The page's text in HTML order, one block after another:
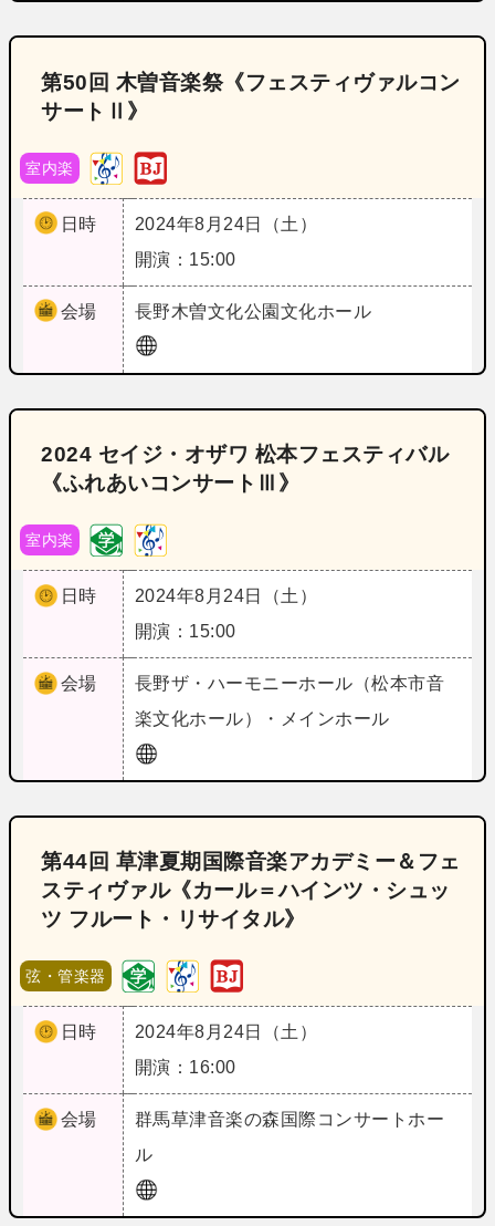
第50回 木曽音楽祭《フェスティヴァルコン
サートⅡ》
室内楽
日時
2024年8月24日（土）
開演：15:00
会場 長野木曽文化公園文化ホール
2024 セイジ・オザワ 松本フェスティバル
《ふれあいコンサートⅢ》
室内楽
日時
2024年8月24日（土）
開演：15:00
会場 長野ザ・ハーモニーホール（松本市音
楽文化ホール）・メインホール
第44回 草津夏期国際音楽アカデミー＆フェ
スティヴァル《カール＝ハインツ・シュッ
ツ フルート・リサイタル》
弦・管楽器
日時
2024年8月24日（土）
開演：16:00
会場 群馬草津音楽の森国際コンサートホー
ル